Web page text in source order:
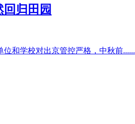
归田园
和学校对出京管控严格，中秋前......